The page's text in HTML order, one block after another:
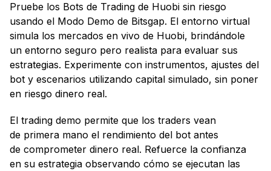
Pruebe los Bots de Trading de Huobi sin riesgo
usando el Modo Demo de Bitsgap. El entorno virtual
simula los mercados en vivo de Huobi, brindándole
un entorno seguro pero realista para evaluar sus
estrategias. Experimente con instrumentos, ajustes del
bot y escenarios utilizando capital simulado, sin poner
en riesgo dinero real.
El trading demo permite que los traders vean
de primera mano el rendimiento del bot antes
de comprometer dinero real. Refuerce la confianza
en su estrategia observando cómo se ejecutan las